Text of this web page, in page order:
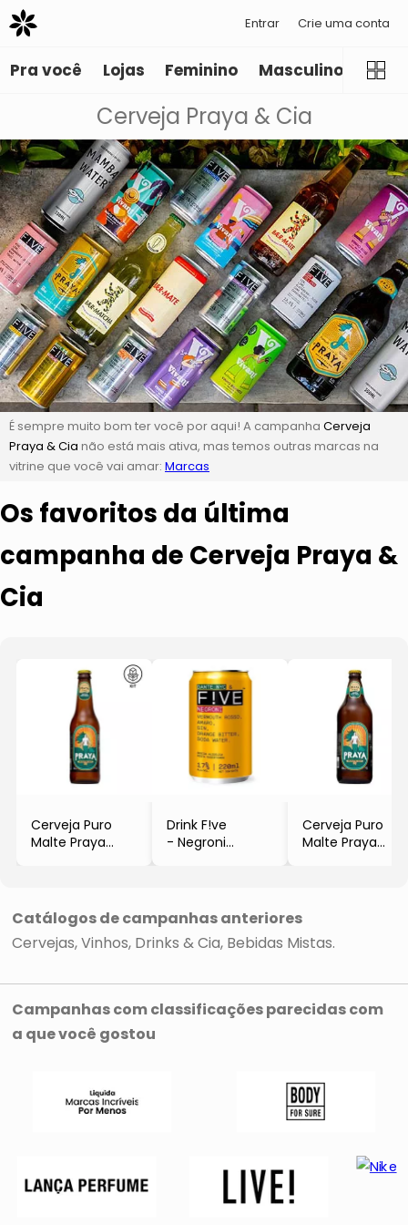
Entrar Crie uma conta
Pra você Lojas Feminino Masculino
Cerveja Praya & Cia
É sempre muito bom ter você por aqui! A campanha Cerveja
Praya & Cia não está mais ativa, mas temos outras marcas na
vitrine que você vai amar: Marcas
Os favoritos da última
campanha de Cerveja Praya &
Cia
Cerveja Puro
Malte Praya
- Cerveja Praya
Drink F!ve
- Negroni
Cerveja Puro
Malte Praya
Catálogos de campanhas anteriores
Cervejas Vinhos Drinks & Cia Bebidas Mistas
Campanhas com classificações parecidas com
a que você gostou